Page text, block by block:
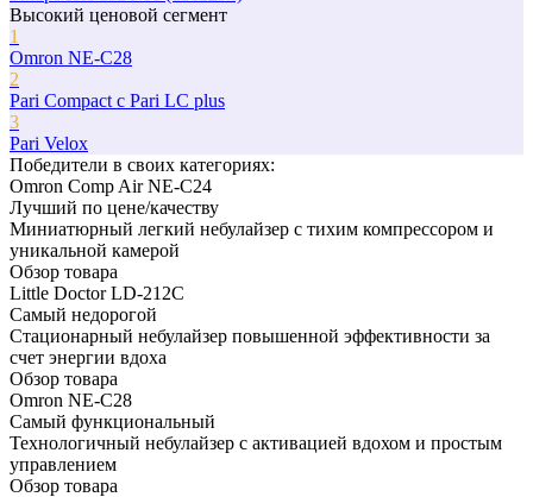
Высокий ценовой сегмент
1
Omron NE-C28
2
Pari Compact c Pari LC plus
3
Pari Velox
Победители в cвоих категориях:
Omron Comp Air NE-C24
Лучший по цене/качеству
Миниатюрный легкий небулайзер с тихим компрессором и
уникальной камерой
Обзор товара
Little Doctor LD-212C
Самый недорогой
Стационарный небулайзер повышенной эффективности за
счет энергии вдоха
Обзор товара
Omron NE-C28
Самый функциональный
Технологичный небулайзер с активацией вдохом и простым
управлением
Обзор товара